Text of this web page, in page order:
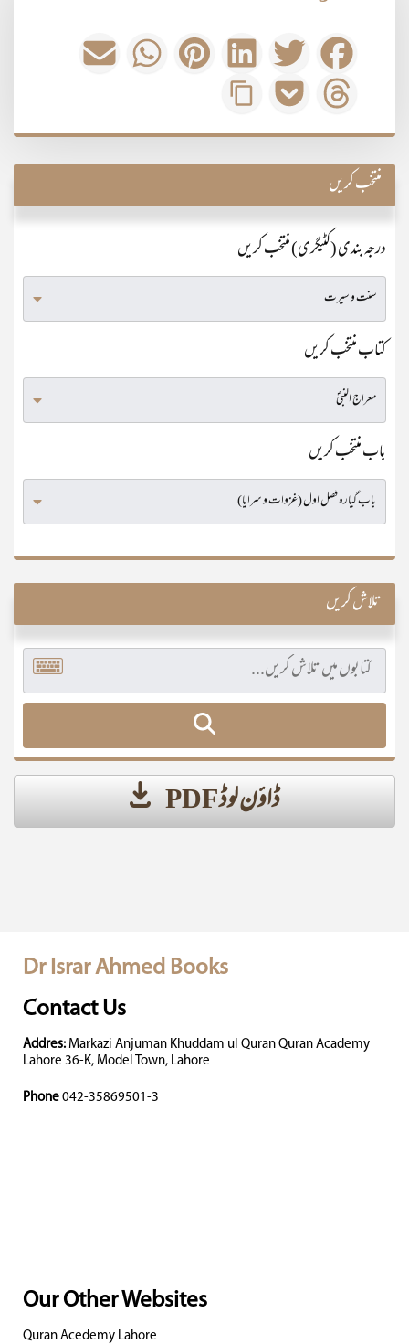
منتخب کریں
درجہ بندی (کٹیگری) منتخب کریں
کتاب منتخب کریں
باب منتخب کریں
تلاش کریں
ڈاؤن لوڈ PDF
Dr Israr Ahmed Books
Contact Us
Addres: Markazi Anjuman Khuddam ul Quran Quran Academy
Lahore 36-K, Model Town, Lahore
Phone 042-35869501-3
Our Other Websites
Quran Acedemy Lahore